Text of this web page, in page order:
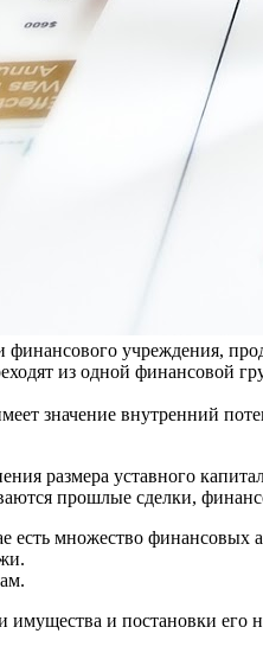
учреждения,
из одной финансовой
значение внутренний
размера уставного
прошлые сделки,
есть множество финансовых
и постановки